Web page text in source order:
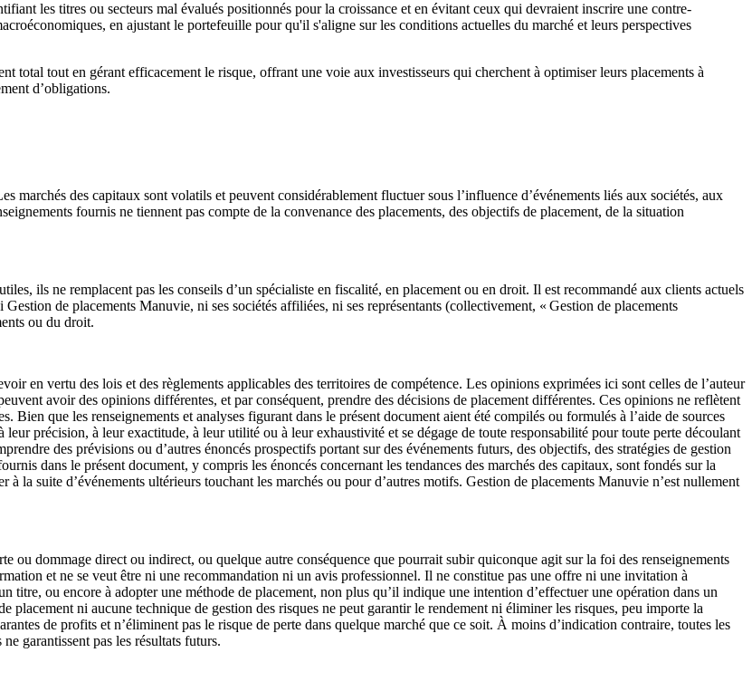
les titres ou secteurs mal évalués positionnés pour la croissance et en évitant ceux qui devraient inscrire une contre-
en ajustant le portefeuille pour qu'il s'aligne sur les conditions actuelles du marché et leurs perspectives
total tout en gérant efficacement le risque, offrant une voie aux investisseurs qui cherchent à optimiser leurs placements à
d’obligations.
marchés des capitaux sont volatils et peuvent considérablement fluctuer sous l’influence d’événements liés aux sociétés, aux
fournis ne tiennent pas compte de la convenance des placements, des objectifs de placement, de la situation
ils ne remplacent pas les conseils d’un spécialiste en fiscalité, en placement ou en droit. Il est recommandé aux clients actuels
de placements Manuvie, ni ses sociétés affiliées, ni ses représentants (collectivement, « Gestion de placements
ou du droit.
en vertu des lois et des règlements applicables des territoires de compétence. Les opinions exprimées ici sont celles de l’auteur
avoir des opinions différentes, et par conséquent, prendre des décisions de placement différentes. Ces opinions ne reflètent
Bien que les renseignements et analyses figurant dans le présent document aient été compilés ou formulés à l’aide de sources
précision, à leur exactitude, à leur utilité ou à leur exhaustivité et se dégage de toute responsabilité pour toute perte découlant
des prévisions ou d’autres énoncés prospectifs portant sur des événements futurs, des objectifs, des stratégies de gestion
dans le présent document, y compris les énoncés concernant les tendances des marchés des capitaux, sont fondés sur la
la suite d’événements ultérieurs touchant les marchés ou pour d’autres motifs. Gestion de placements Manuvie n’est nullement
ou dommage direct ou indirect, ou quelque autre conséquence que pourrait subir quiconque agit sur la foi des renseignements
et ne se veut être ni une recommandation ni un avis professionnel. Il ne constitue pas une offre ni une invitation à
titre, ou encore à adopter une méthode de placement, non plus qu’il indique une intention d’effectuer une opération dans un
ni aucune technique de gestion des risques ne peut garantir le rendement ni éliminer les risques, peu importe la
de profits et n’éliminent pas le risque de perte dans quelque marché que ce soit. À moins d’indication contraire, toutes les
garantissent pas les résultats futurs.